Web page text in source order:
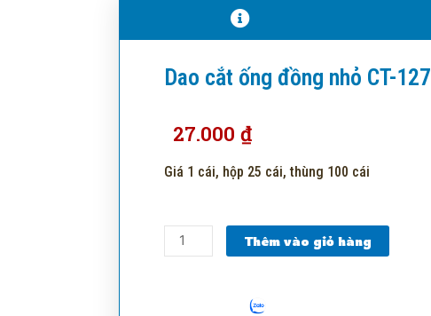
Dao cắt ống đồng nhỏ CT-127
27.000₫
Giá 1 cái, hộp 25 cái, thùng 100 cái
Dao
cắt
Thêm vào giỏ hàng